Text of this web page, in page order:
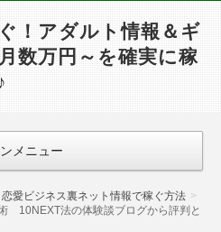
！アダルト情報＆ギ
数万円～を確実に稼
メニュー
愛ビジネス裏ネット情報で稼ぐ方法
10NEXT法の体験談ブログから評判と